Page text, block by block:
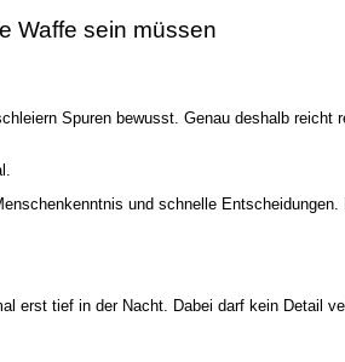
Waffe sein müssen
Spuren bewusst. Genau deshalb reicht
und schnelle
erst tief in der Nacht. Dabei darf kein Detail